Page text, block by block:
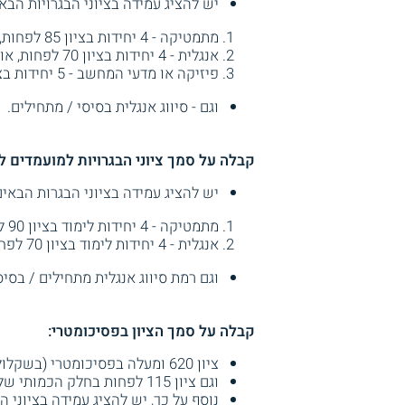
מתמטיקה - 4 יחידות בציון 85 לפחות, או 5 יחידות בציון 75 לפחות.
אנגלית - 4 יחידות בציון 70 לפחות, או 5 יחידות בציון 60 לפחות.
פיזיקה או מדעי המחשב - 5 יחידות בציון 60 לפחות, או מקצוע מדעי מוגבר אחר בציון 70 לפחות.
וגם - סיווג אנגלית בסיסי / מתחילים.
קבלה על סמך ציוני הבגרויות
יש להציג עמידה בציוני הבגרות
מתמטיקה - 4 יחידות לימוד בציון 90 לפחות או 5 יחידות בציון 80 לפחות.
אנגלית - 4 יחידות לימוד בציון 70 לפחות או 5 יחידות בציון 60 לפחות.
וגם רמת סיווג אנגלית מתחילים /
קבלה על סמך הציון בפסיכומטרי:
ציון 620 ומעלה בפסיכומטרי (בשקלול רב תחומי או בדגש כמותי).
וגם ציון 115 לפחות בחלק הכמותי של הפסיכומטרי.